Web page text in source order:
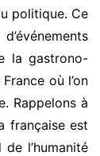
politique. Ce
la gastrono-
où l’on
Rappelons à
française est
l’humanité